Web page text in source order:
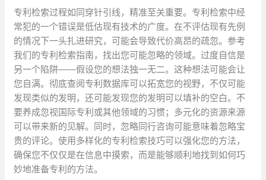
专利检索过程如同穿针引线，精准至关重要。专利检索中经
常犯的一个错误是低估现有技术的广度。在不评估现有先例
的情况下一头扎进研究，可能会导致代价高昂的疏忽。参考
我们的专利检索指南，找出您可能忽略的领域。过度自信是
另一个陷阱——假设您的想法独一无二。这种想法可能会让
您自满。彻底查阅专利数据库可以拓宽您的视野，不仅可能
发现类似的发明，还可能发现您的发明可以填补的空白。不
要养成忽视国际专利或其他领域的习惯；多元化的资源来源
可以带来新的见解。同时，忽略同行咨询可能意味着忽略宝
贵的评论。使用多样化的专利检索技巧可以强化您的方法，
确保您不仅仅是在信息中摸索，而是能够顺利地找到如何巧
妙地准备专利的方法。